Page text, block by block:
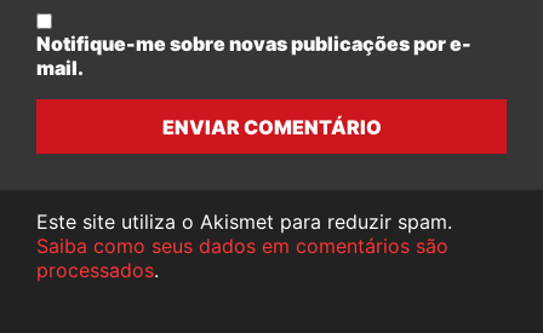
Notifique-me sobre novas publicações por e-
mail.
ENVIAR COMENTÁRIO
Este site utiliza o Akismet para reduzir spam.
Saiba como seus dados em comentários são
processados.